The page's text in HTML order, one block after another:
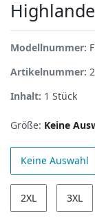
Modellnummer:
Artikelnummer:
Inhalt: 1 Stück
Größe: Keine
Keine Auswahl
2XL 3XL